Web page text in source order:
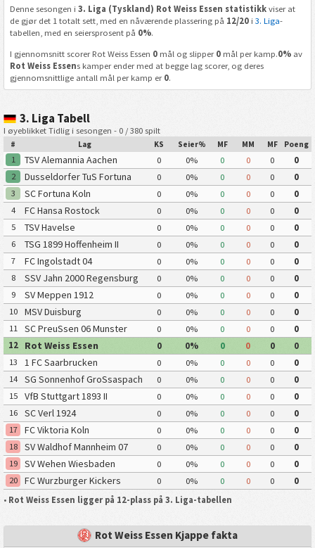
Denne sesongen i 3. Liga (Tyskland) Rot Weiss Essen statistikkviser at
de gjør det 1 totalt sett, med en nåværende plassering på 12/20i 3. Liga-
tabellen, med en seiersprosent på 0%.
I gjennomsnitt scorer Rot Weiss Essen 0mål og slipper 0mål per kamp.0%av
Rot Weiss Essens kamper ender med at begge lag scorer, og deres
gjennomsnittlige antall mål per kamp er 0.
3. Liga Tabell
I øyeblikket Tidlig i sesongen - 0 / 380 spilt
# Lag KS Seier% MF MM MF Poeng
1 TSV Alemannia Aachen 0 0% 0 0 0
0
2
Dusseldorfer TuS Fortuna
1895
0 0% 0 0 0
0
3
SC Fortuna Koln 0 0% 0 0 0
0
4
FC Hansa Rostock 0 0% 0 0 0
0
5
TSV Havelse 0 0% 0 0 0
0
6
TSG 1899 Hoffenheim II 0 0% 0 0 0
0
7
FC Ingolstadt 04 0 0% 0 0 0
0
8
SSV Jahn 2000 Regensburg 0 0% 0 0 0
0
9
SV Meppen 1912 0 0% 0 0 0
0
10
MSV Duisburg 0 0% 0 0 0
0
11
SC PreuSsen 06 Munster 0 0% 0 0 0
0
12
Rot Weiss Essen 0 0% 0 0 0
0
13
1 FC Saarbrucken 0 0% 0 0 0
0
14
SG Sonnenhof GroSsaspach 0 0% 0 0 0
0
15
VfB Stuttgart 1893 II 0 0% 0 0 0
0
16
SC Verl 1924 0 0% 0 0 0
0
17
FC Viktoria Koln 0 0% 0 0 0
0
18
SV Waldhof Mannheim 07 0 0% 0 0 0
0
19
SV Wehen Wiesbaden 0 0% 0 0 0
0
20
FC Wurzburger Kickers 0 0% 0 0 0
0
• Rot Weiss Essen ligger på 12-plass på 3. Liga-tabellen
Rot Weiss Essen Kjappe fakta